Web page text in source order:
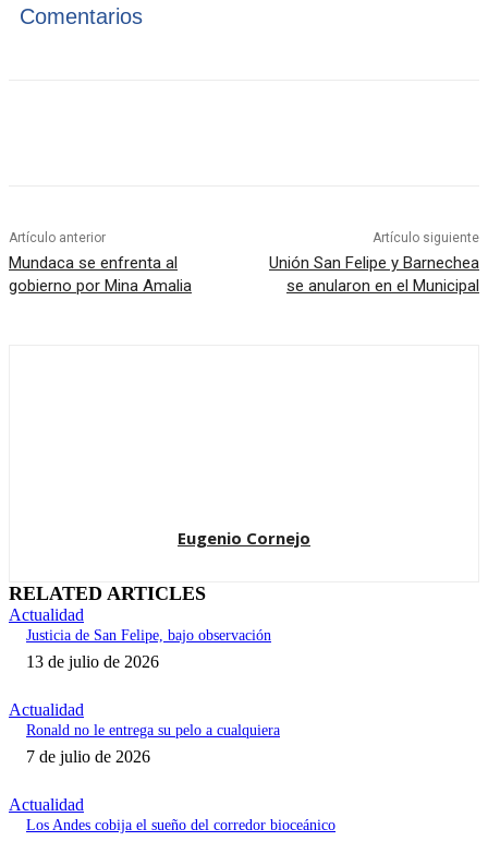
Comentarios
Artículo anterior
Mundaca se enfrenta al
gobierno por Mina Amalia
Artículo siguiente
Unión San Felipe y Barnechea
se anularon en el Municipal
Eugenio Cornejo
RELATED ARTICLES
Actualidad
Justicia de San Felipe, bajo observación
13 de julio de 2026
Actualidad
Ronald no le entrega su pelo a cualquiera
7 de julio de 2026
Actualidad
Los Andes cobija el sueño del corredor bioceánico